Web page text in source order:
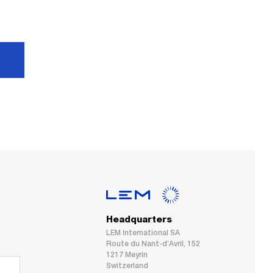
Headquarters
LEM International SA
Route du Nant-d’Avril, 152
1217 Meyrin
Switzerland